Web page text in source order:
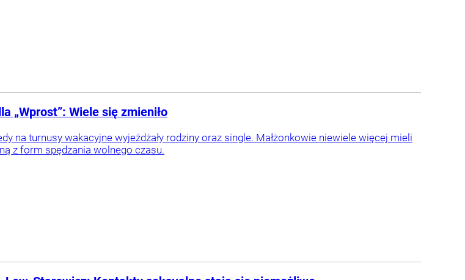
„Wprost”: Wiele się zmieniło
na turnusy wakacyjne wyjeżdżały rodziny oraz single. Małżonkowie niewiele więcej mieli
z form spędzania wolnego czasu.